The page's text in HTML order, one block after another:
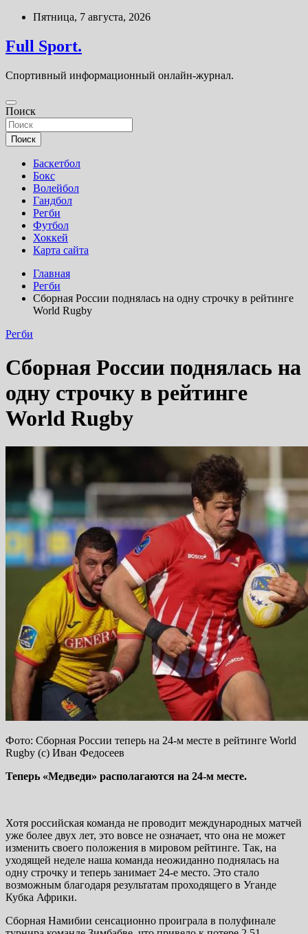
Перейти
содержимому
Пятница, 7 августа, 2026
Full Sport.
Спортивный информационный онлайн-журнал.
Поиск
Поиск
Баскетбол
Бокс
Волейбол
Гандбол
Регби
Футбол
Хоккей
Карта сайта
Главная
Регби
Сборная России поднялась на одну строчку в рейтинге
World Rugby
Регби
Сборная России поднялась на
одну строчку в рейтинге
World Rugby
Фото: Сборная России теперь на 24-м месте в рейтинге World
Rugby (с) Иван Федосеев
Теперь «Медведи» располагаются на 24-м месте.
Хотя российская команда не проводит международных матчей
уже более двух лет, это вовсе не означает, что она не может
изменить своего положения в мировом рейтинге. Так, на
уходящей неделе наша команда неожиданно поднялась на
одну строчку и теперь занимает 24-е место. Это стало
возможным благодаря результатам проходящего в Уганде
Кубка Африки.
Сборная Намибии сенсационно проиграла в полуфинале